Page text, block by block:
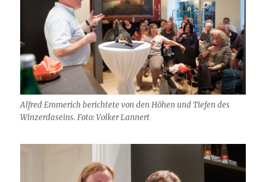
Alfred Emmerich berichtete von den Höhen und Tiefen des
Winzerdaseins. Foto: Volker Lannert